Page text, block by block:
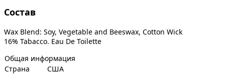
Состав
Wax Blend: Soy, Vegetable and Beeswax, Cotton Wick
16% Tabacco. Eau De Toilette
Общая информация
Страна
США